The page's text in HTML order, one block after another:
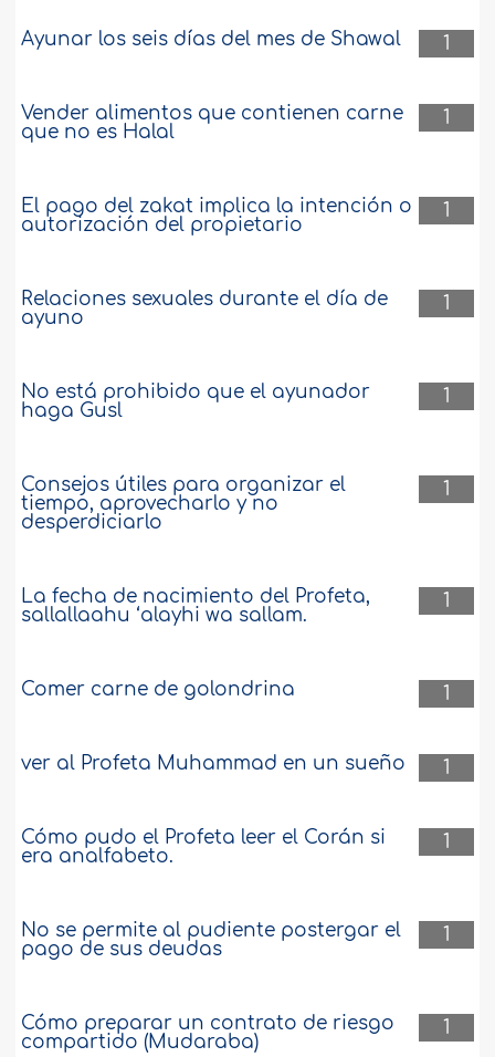
1
Ayunar los seis días del mes de Shawal
1
Vender alimentos que contienen carne
que no es Halal
1
El pago del zakat implica la intención o
autorización del propietario
1
Relaciones sexuales durante el día de
ayuno
1
No está prohibido que el ayunador
haga Gusl
1
Consejos útiles para organizar el
tiempo, aprovecharlo y no
desperdiciarlo
1
La fecha de nacimiento del Profeta,
sallallaahu ‘alayhi wa sallam.
1
Comer carne de golondrina
1
ver al Profeta Muhammad en un sueño
1
Cómo pudo el Profeta leer el Corán si
era analfabeto.
1
No se permite al pudiente postergar el
pago de sus deudas
1
Cómo preparar un contrato de riesgo
compartido (Mudaraba)